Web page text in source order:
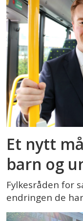
Et nytt
barn og
Fylkesråden for
endringen de